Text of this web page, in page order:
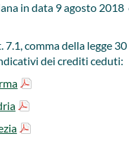
in data 9 agosto
7.1, comma della legge
dei crediti ceduti: